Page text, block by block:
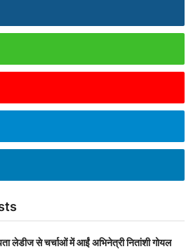
लेडीज से चर्चाओं में आईं अभिनेत्री नितांशी गोयल